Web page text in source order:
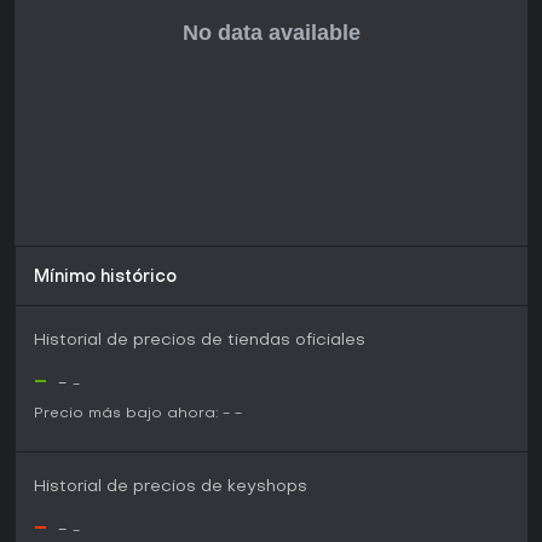
comunidad elogia la tensión atmosférica y el valor de
Mínimo histórico
Historial de precios de tiendas oficiales
- - -
Precio más bajo ahora: - -
Historial de precios de keyshops
- - -